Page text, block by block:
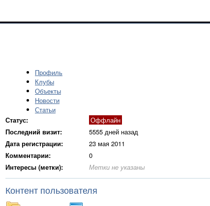
Профиль
Клубы
Объекты
Новости
Статьи
Статус:
Оффлайн
Последний визит:
5555 дней назад
Дата регистрации:
23 мая 2011
Комментарии:
0
Интересы (метки):
Метки не указаны
Контент пользователя